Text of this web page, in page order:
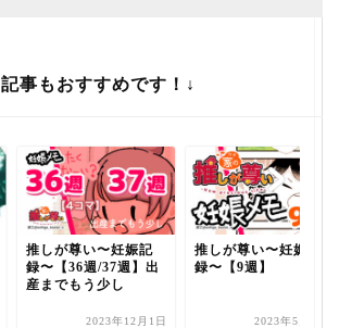
事もおすすめです！↓
推しが尊い〜妊娠記
録〜【36週/37週】出
産までもう少し
2023年12月1日
推しが尊い〜妊娠記
録〜【9週】
2023年5月19日